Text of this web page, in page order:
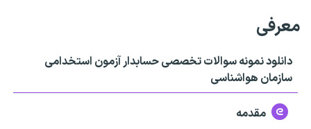
معرفی
دانلود نمونه سوالات تخصصی حسابدار آزمون استخدامی
سازمان هواشناسی
مقدمه